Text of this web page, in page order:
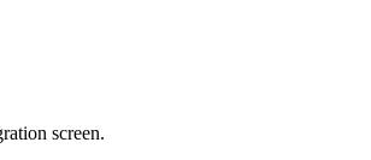
screen.